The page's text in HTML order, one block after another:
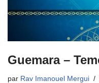
Guemara –
par Rav Imanouel Mergui